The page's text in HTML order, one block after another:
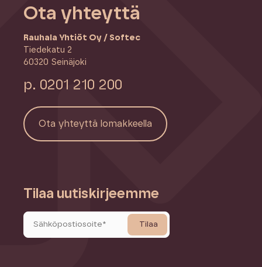
Ota yhteyttä
Rauhala Yhtiöt Oy / Softec
Tiedekatu 2
60320 Seinäjoki
p. 0201 210 200
Ota yhteyttä lomakkeella
Tilaa uutiskirjeemme